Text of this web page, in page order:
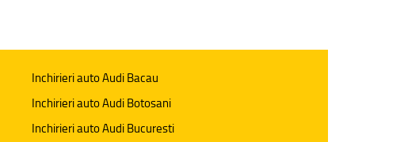
Inchirieri auto Audi Bacau
Inchirieri auto Audi Botosani
Inchirieri auto Audi Bucuresti